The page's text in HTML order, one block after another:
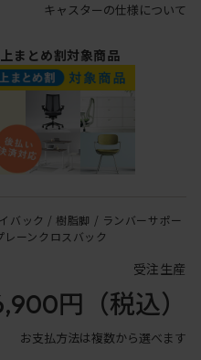
キャスターの仕様について
まとめ割対象商品
バック / 樹脂脚 / ランバーサポー
ーンクロスバック
受注生産
円 （税込）
お支払方法は複数から選べます